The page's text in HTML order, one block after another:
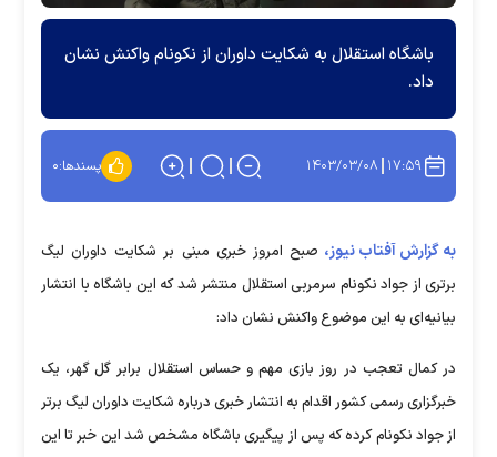
باشگاه استقلال به شکایت داوران از نکونام واکنش نشان
داد.
۱۷:۵۹ ۱۴۰۳/۰۳/۰۸ پسندها:۰
به گزارش آفتاب نیوز، صبح امروز خبری مبنی بر شکایت داوران لیگ
برتری از جواد نکونام سرمربی استقلال منتشر شد که این باشگاه با انتشار
بیانیه‌ای به این موضوع واکنش نشان داد:
در کمال تعجب در روز بازی مهم و حساس استقلال برابر گل گهر، یک
خبرگزاری رسمی کشور اقدام به انتشار خبری درباره شکایت داوران لیگ برتر
از جواد نکونام کرده که پس از پیگیری باشگاه مشخص شد این خبر تا این